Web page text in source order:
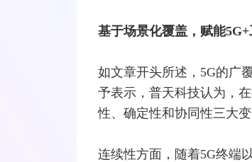
基于场景化覆盖，赋能5G+
如文章开头所述，5G的广
予表示，普天科技认为，
性、确定性和协同性三大变
连续性方面，随着5G终端